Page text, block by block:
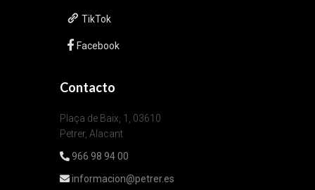
TikTok
Facebook
Contacto
Plaça de Baix, 1, 03610
Petrer, Alacant
966 98 94 00
informacion@petrer.es